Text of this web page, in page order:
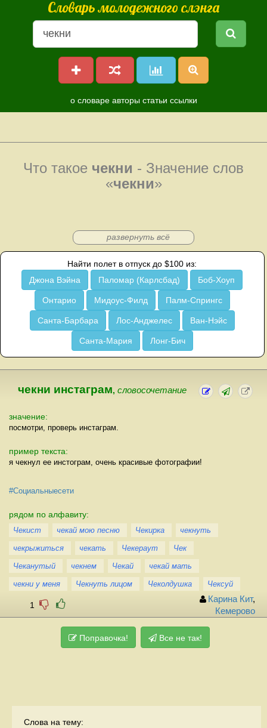
Словарь молодежного слэнга
о словаре авторы статьи ссылки
Что такое чекни - Значение слов
«чекни»
развернуть всё
Найти полет в отпуск до $100 из:
Джона Вэйна
Паломар (Карлсбад) Боб-Хоуп
Онтарио Мидоус-Филд Палм-Спрингс
Санта-Барбара Лос-Анджелес Ван-Нэйс
Санта-Мария Лонг-Бич
чекни инстаграм, словосочетание
значение:
посмотри, проверь инстаграм.
пример текста:
я чекнул ее инстограм, очень красивые фотографии!
#Социальныесети
рядом по алфавиту:
Чекист чекай мою песню Чекирка
чекнуть
чекрыжиться
чекать Чекераут
Чек
Чеканутый
чекнем Чекай
чекай мать
чекни у меня
Чекнуть лицом Чеколдушка Чексуй
1
Карина Кит,
Кемерово
Поправочка! Все не так!
Слова на тему: